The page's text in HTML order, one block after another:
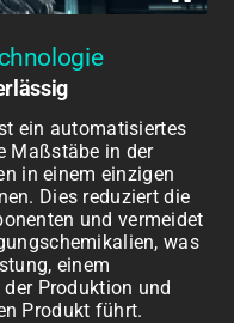
ein automatisiertes
Maßstäbe in der
in einem einzigen
Dies reduziert die
und vermeidet
was
einem
Produktion und
Produkt führt.